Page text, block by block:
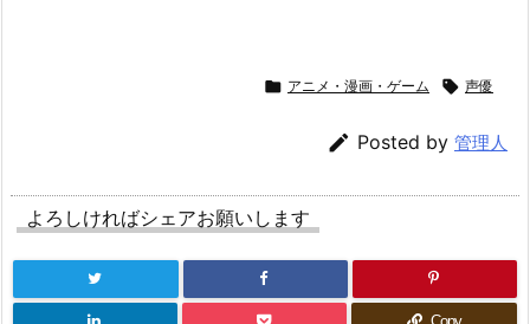
 アニメ・漫画・ゲーム  声優
 Posted by 管理人
よろしければシェアお願いします